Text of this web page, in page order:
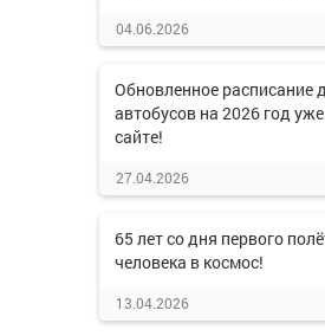
04.06.2026
Обновленное расписание
автобусов на 2026 год
сайте!
27.04.2026
65 лет со дня первого
человека в космос!
13.04.2026